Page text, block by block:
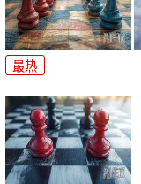
最热